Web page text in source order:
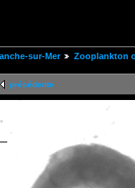
sur-Mer
Zooplankton
précédente